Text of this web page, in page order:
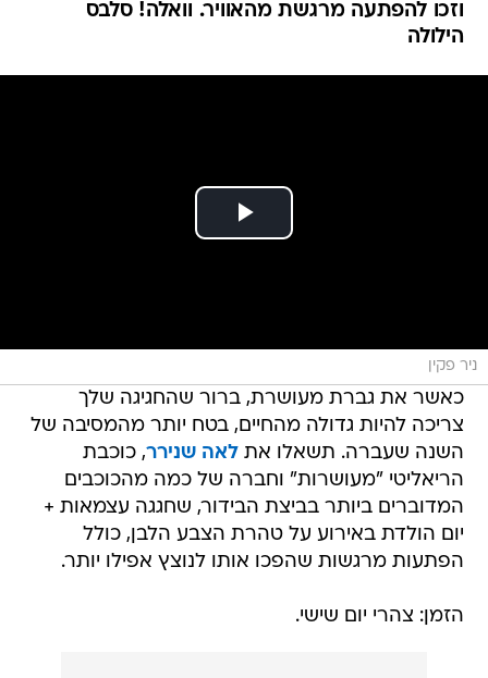
וזכו להפתעה מרגשת מהאוויר. וואלה! סלבס
הילולה
ניר פקין
כאשר את גברת מעושרת, ברור שהחגיגה שלך
צריכה להיות גדולה מהחיים, בטח יותר מהמסיבה של
השנה שעברה. תשאלו אתלאה שנירר, כוכבת
הריאליטי "מעושרות" וחברה של כמה מהכוכבים
המדוברים ביותר בביצת הבידור, שחגגה עצמאות +
יום הולדת באירוע על טהרת הצבע הלבן, כולל
הפתעות מרגשות שהפכו אותו לנוצץ אפילו יותר.
הזמן: צהרי יום שישי.